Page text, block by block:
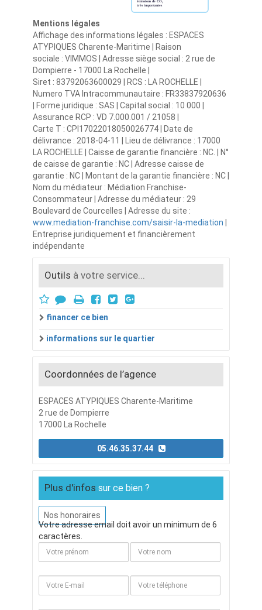
Mentions légales
Affichage des informations légales : ESPACES
ATYPIQUES Charente-Maritime | Raison
sociale : VIMMOS | Adresse siège social : 2 rue de
Dompierre - 17000 La Rochelle |
Siret : 83792063600029 | RCS : LA ROCHELLE |
Numero TVA Intracommunautaire : FR33837920636
| Forme juridique : SAS | Capital social : 10 000 |
Assurance RCP : VD 7.000.001 / 21058 |
Carte T : CPI17022018050026774 | Date de
délivrance : 2018-04-11 | Lieu de délivrance : 17000
LA ROCHELLE | Caisse de garantie financière : NC. | N°
de caisse de garantie : NC | Adresse caisse de
garantie : NC | Montant de la garantie financière : NC |
Nom du médiateur : Médiation Franchise-
Consommateur | Adresse du médiateur : 29
Boulevard de Courcelles | Adresse du site :
www.mediation-franchise.com/saisir-la-mediation
Entreprise juridiquement et financièrement
indépendante
Outils à votre service...
financer ce bien
informations sur le quartier
Coordonnées de l’agence
ESPACES ATYPIQUES Charente-Maritime
2 rue de Dompierre
17000 La Rochelle
Plus d'infos sur ce bien ?
Nos honoraires
Votre adresse email doit avoir un minimum de 6
caractères.